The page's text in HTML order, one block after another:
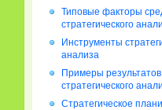
Типовые факторы
стратегического
Инструменты
анализа
Примеры результатов
стратегического
Стратегическое